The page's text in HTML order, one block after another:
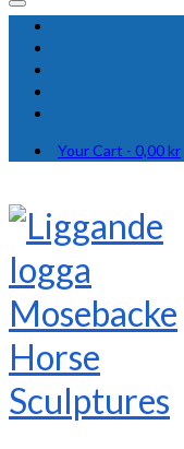
Your Cart - 0,00kr